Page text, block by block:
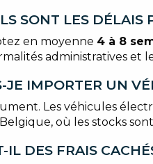
SONT LES DÉLAIS
en moyenne 4 à 8
administratives et
JE IMPORTER UN
Les véhicules
où les stocks
IL DES FRAIS